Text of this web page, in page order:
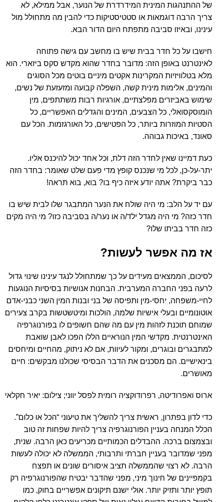
של ההתנהגות המינית המידרדרת של הנוער, אבל ממילא, לא
צריך הרבה דוגמאות או סטטיסטיקות כדי להבין מה מתחולל מול
עינינו, ובאיזו סביבה מתפתח היום הדור הבא.
חישבו על כל חדר בבית שיש בו מחשב עם גישה פתוחה
לאינטרנט באופן הזה: מדובר בחדר שהוא מקדש סקס ביזארי. הוא
מלא בטלוויזיות המקרינות אקטים מיניים בוטים מכל הסוגים
והמינים, אלימות מינית קשה, השפלה קבועה ומזעזעת של נשים,
שימוש באביזרים מפלצתיים, אורגיות רבות משתתפים, מין
הומוסקסואלי, כל הצבעים, המינים והגדלים האפשריים, כל
הסטיות המוזרות ביותר, כל הפטישים, כל האורגזמות. הכל עם
סאונד, באיכות גבוהה.
כעת דמיינו שאין לחדר הזה דלת, וכל אחד יכול להיכנס אליו.
יתר-על-כן, לכל מי שנכנס קופץ מדי פעם שלט שאומר: בחדר הזה
כבר ביקרת? אתה יודע איזה כיף בו? בוא, בוא תראה!
עם יד על הלב: מי היה שולח את הנער המתבגר שלו לבית שיש בו
חדר כזה? מי היה מגדל ילד/ה או נער/ה בסביבה כזו? מי היה מקים
כזה חדר בביתו שלו?
אז מה אפשר לעשות?
לסיכום, הממצאים מעידים על כך שמתחולל לנגד עינינו שינוי גדול
לרעה בפני החברה המערבית. הבחנות אנושיות בסיסיות הנוגעות
לחיי-משפחה, יחסי-מין ותפיסה של בני ובנות המין השני כבני-אדם
אוטונומיים ובעלי אישיות שלמה, הולכות ומיטשטשות בקרב צעירים
שמוחם תוכנת לזהות מין עם מה שהם חשופים לו בפורנוגרפיה
האינטרנטית. מקדשי המין הנוראיים הללו הפכו לאבן שואבת
למתבגרים ובוגרים, ומקור לעיוות, אם לא ניתוק, מהחיים ומיחסים
בינאישיים. הם מסכנים את הדבר הבסיסי שכולנו מבקשים: חיים
מאושרים.
ארוס ואפרודיטה, רפרודוקציה רומית לפסל יווני; צילום: יאיר חקלאי
כדי לדון בפתרון, ראשית צריך להשליך את טיעוני “הכל או כלום”.
הכלל המנחה בעניין הפורנוגרפיה צריך להיות שפחות זה טוב
ובצמצום ברכה. ההבדלים הכמותיים מכריעים כאן הרבה. שנית,
מפני שמדובר בעניין חברתי ותרבותי, הממשלה לא יכולה לעשות
הרבה. לא רצוי שהממשלה תציב איסורים שונים או תפצח
בקמפיינים של חינוך מיני, מפני שהדבר יבטיח שהפורנוגרפיה רק
תופץ יותר ותזיק יותר. אולי ישנם תיקונים אפשריים בחוק, כמו